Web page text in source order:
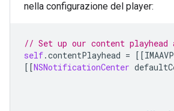
nella configurazione del player:
// Set up our content playhead
self.contentPlayhead = [[
[[NSNotificationCenter